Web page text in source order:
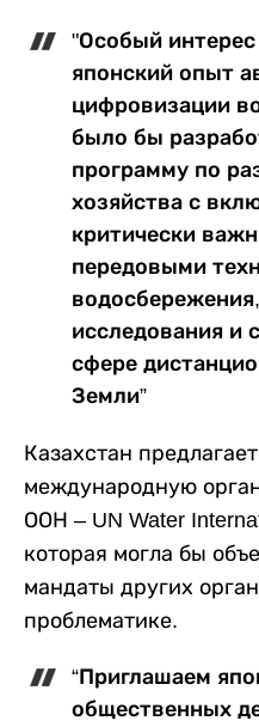
"Особый интерес
японский опыт
цифровизации
было бы
программу по
хозяйства с
критически
передовыми
исследования и
сфере
Земли”
Казахстан
международную
ООН – UN Water
которая могла бы
мандаты других
проблематике.
“Приглашаем
общественных